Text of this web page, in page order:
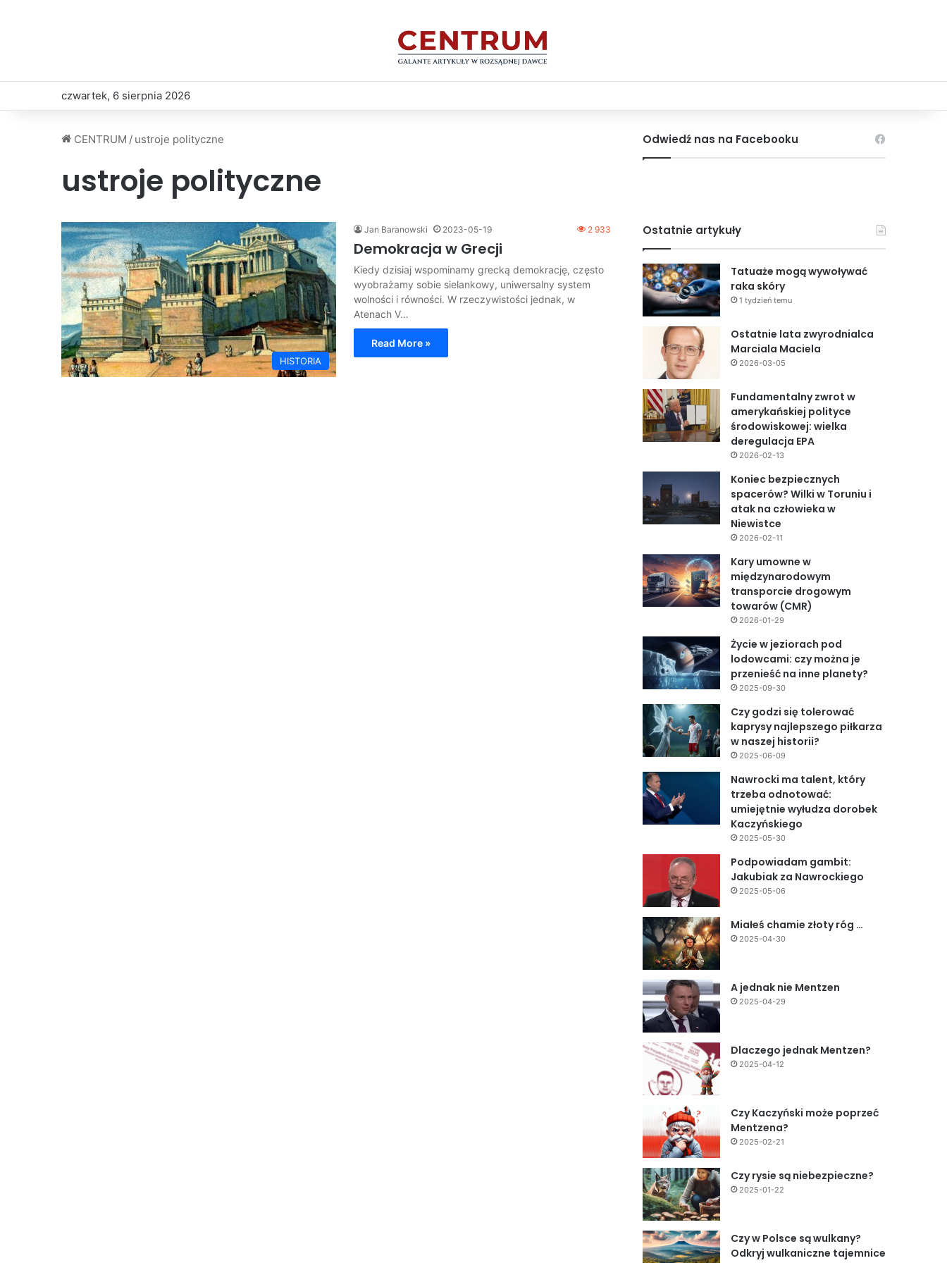
czwartek, 6 sierpnia 2026
CENTRUM / ustroje polityczne
ustroje polityczne
HISTORIA
Jan Baranowski 2023-05-19 2 933
Demokracja w Grecji
Kiedy dzisiaj wspominamy grecką demokrację, często
wyobrażamy sobie sielankowy, uniwersalny system
wolności i równości. W rzeczywistości jednak, w
Atenach V…
Read More »
Odwiedź nas na Facebooku
Ostatnie artykuły
Tatuaże mogą wywoływać
raka skóry
1 tydzień temu
Ostatnie lata zwyrodnialca
Marciala Maciela
2026-03-05
Fundamentalny zwrot w
amerykańskiej polityce
środowiskowej: wielka
deregulacja EPA
2026-02-13
Koniec bezpiecznych
spacerów? Wilki w Toruniu i
atak na człowieka w
Niewistce
2026-02-11
Kary umowne w
międzynarodowym
transporcie drogowym
towarów (CMR)
2026-01-29
Życie w jeziorach pod
lodowcami: czy można je
przenieść na inne planety?
2025-09-30
Czy godzi się tolerować
kaprysy najlepszego piłkarza
w naszej historii?
2025-06-09
Nawrocki ma talent, który
trzeba odnotować:
umiejętnie wyłudza dorobek
Kaczyńskiego
2025-05-30
Podpowiadam gambit:
Jakubiak za Nawrockiego
2025-05-06
Miałeś chamie złoty róg …
2025-04-30
A jednak nie Mentzen
2025-04-29
Dlaczego jednak Mentzen?
2025-04-12
Czy Kaczyński może poprzeć
Mentzena?
2025-02-21
Czy rysie są niebezpieczne?
2025-01-22
Czy w Polsce są wulkany?
Odkryj wulkaniczne tajemnice